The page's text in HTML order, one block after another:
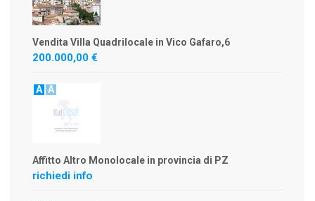
Vendita Villa Quadrilocale in Vico Gafaro,6
200.000,00 €
A A
Affitto Altro Monolocale in provincia di PZ
richiedi info